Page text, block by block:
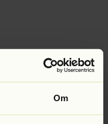
Om